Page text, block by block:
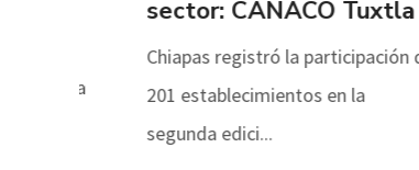
sector: CANACO Tuxtla
Chiapas registró la participación de
201 establecimientos en la
segunda edici...